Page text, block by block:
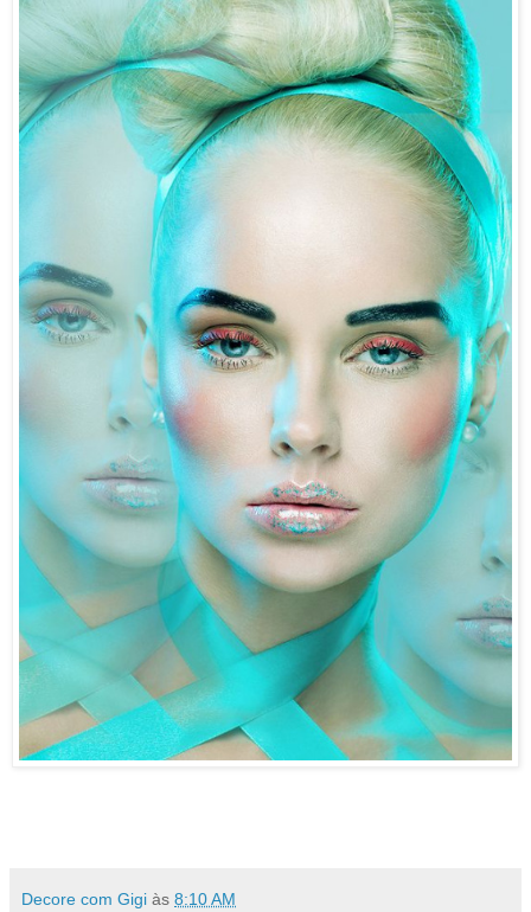
Decore com Gigi às 8:10 AM